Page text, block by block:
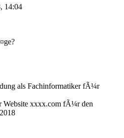
14:04
als Fachinformatiker fÃ¼r
Website xxxx.com fÃ¼r den